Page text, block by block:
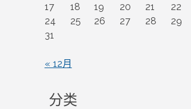
17
18 19 20 21 22
24
25 26 27 28 29
31
« 12月
分类